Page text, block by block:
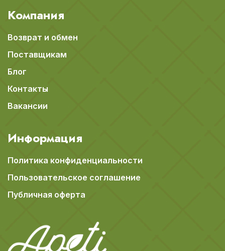
Компания
Возврат и обмен
Поставщикам
Блог
Контакты
Вакансии
Информация
Политика конфиденциальности
Пользовательское соглашение
Публичная оферта